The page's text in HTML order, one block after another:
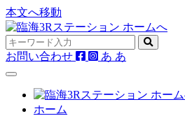
本文へ移動
お問い合わせ あ あ
ホーム